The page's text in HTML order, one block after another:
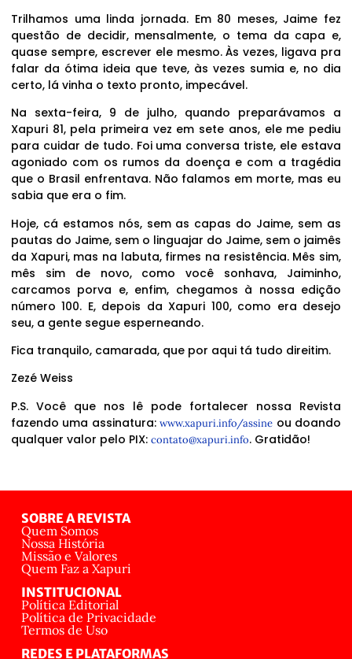
Trilhamos uma linda jornada. Em 80 meses, Jaime fez
questão de decidir, mensalmente, o tema da capa e,
quase sempre, escrever ele mesmo. Às vezes, ligava pra
falar da ótima ideia que teve, às vezes sumia e, no dia
certo, lá vinha o texto pronto, impecável.
Na sexta-feira, 9 de julho, quando preparávamos a
Xapuri 81, pela primeira vez em sete anos, ele me pediu
para cuidar de tudo. Foi uma conversa triste, ele estava
agoniado com os rumos da doença e com a tragédia
que o Brasil enfrentava. Não falamos em morte, mas eu
sabia que era o fim.
Hoje, cá estamos nós, sem as capas do Jaime, sem as
pautas do Jaime, sem o linguajar do Jaime, sem o jaimês
da Xapuri, mas na labuta, firmes na resistência. Mês sim,
mês sim de novo, como você sonhava, Jaiminho,
carcamos porva e, enfim, chegamos à nossa edição
número 100. E, depois da Xapuri 100, como era desejo
seu, a gente segue esperneando.
Fica tranquilo, camarada, que por aqui tá tudo direitim.
Zezé Weiss
P.S. Você que nos lê pode fortalecer nossa Revista
fazendo uma assinatura:www.xapuri.info/assine ou doando
qualquer valor pelo PIX: contato@xapuri.info. Gratidão!
SOBRE A REVISTA
Quem Somos
Nossa História
Missão e Valores
Quem Faz a Xapuri
INSTITUCIONAL
Política Editorial
Política de Privacidade
Termos de Uso
REDES E PLATAFORMAS